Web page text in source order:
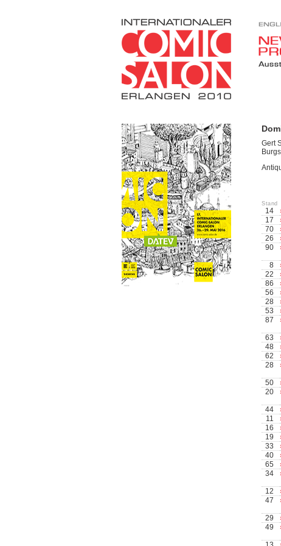
Gert
Stand
14
17
70
26
90
8
22
86
56
28
53
87
63
48
62
28
50
20
44
11
16
19
33
40
65
34
12
47
29
49